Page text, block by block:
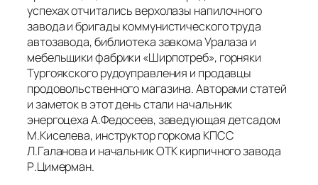
успехах отчитались верхолазы напилочного
завода и бригады коммунистического труда
автозавода, библиотека завкома Уралаза и
мебельщики фабрики «Ширпотреб», горняки
Тургоякского рудоуправления и продавцы
продовольственного магазина. Авторами статей
и заметок в этот день стали начальник
энергоцеха А.Федосеев, заведующая детсадом
М.Киселева, инструктор горкома КПСС
Л.Галанова и начальник ОТК кирпичного завода
Р.Цимерман.